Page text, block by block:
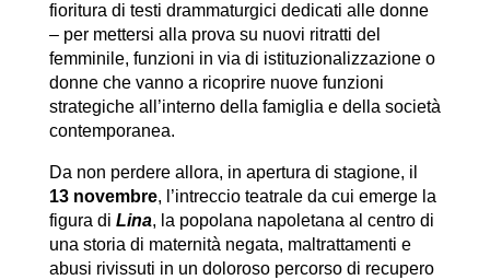
fioritura di testi drammaturgici dedicati alle donne
– per mettersi alla prova su nuovi ritratti del
femminile, funzioni in via di istituzionalizzazione o
donne che vanno a ricoprire nuove funzioni
strategiche all’interno della famiglia e della società
contemporanea.
Da non perdere allora, in apertura di stagione, il
13 novembre, l’intreccio teatrale da cui emerge la
figura di Lina, la popolana napoletana al centro di
una storia di maternità negata, maltrattamenti e
abusi rivissuti in un doloroso percorso di recupero